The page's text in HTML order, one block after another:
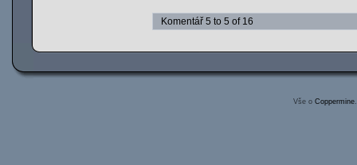
Komentář 5 to 5 of 16
Vše o Coppermine